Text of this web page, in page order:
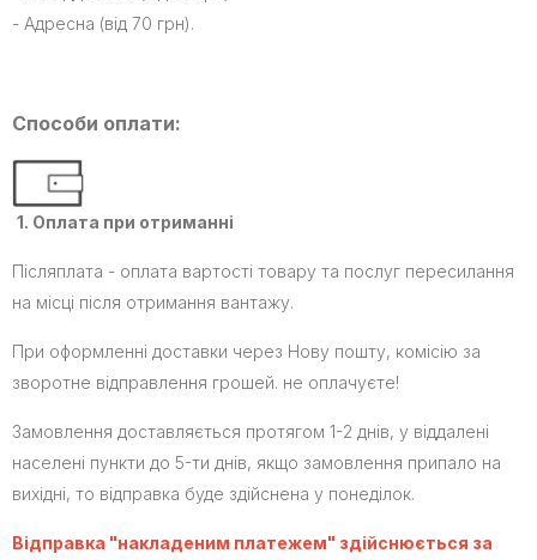
- Адресна (від 70 грн).
Способи оплати:
1. Оплата при отриманні
Післяплата - оплата вартості товару та послуг пересилання
на місці після отримання вантажу.
При оформленні доставки через Нову пошту, комісію за
зворотне відправлення грошей. не оплачуєте!
Замовлення доставляється протягом 1-2 днів, у віддалені
населені пункти до 5-ти днів, якщо замовлення припало на
вихідні, то відправка буде здійснена у понеділок.
Відправка "накладеним платежем" здійснюється за